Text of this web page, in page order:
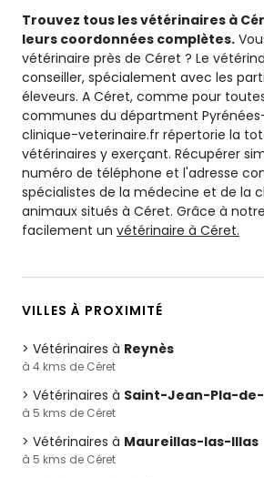
Trouvez tous les vétérinaires à
leurs coordonnées complètes.
vétérinaire près de Céret ? Le
conseiller, spécialement avec les
éleveurs. A Céret, comme pour
communes du départment
clinique-veterinaire.fr répertorie la
vétérinaires y exerçant. Récupérer
numéro de téléphone et l'adresse
spécialistes de la médecine et de la
animaux situés à Céret. Grâce à
facilement un vétérinaire à Céret.
VILLES À PROXIMITÉ
Vétérinaires à Reynès
à 4 kms de Céret
Vétérinaires à Saint-Jean-Pla-
à 5 kms de Céret
Vétérinaires à Maureillas-las-Illas
à 5 kms de Céret